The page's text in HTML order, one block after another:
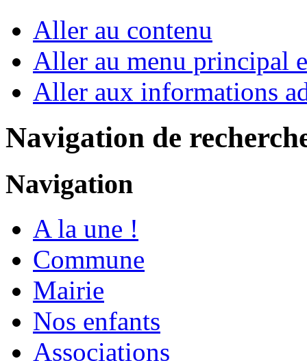
Aller au contenu
Aller au menu principal
Aller aux informations
Navigation de
Navigation
A la une !
Commune
Mairie
Nos enfants
Associations